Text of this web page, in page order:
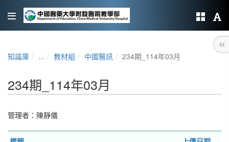
知識庫 ... 教材組 中國醫訊 234期_114年03月
234期_114年03月
管理者： 陳靜儀